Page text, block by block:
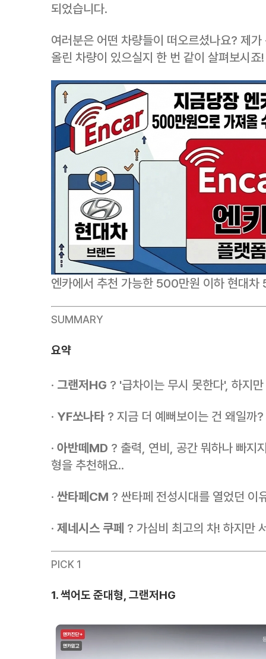
되었습니다.
여러분은 어떤 차량들이 떠오르셨나요? 제
올린 차량이 있으실지 한 번 같이 살펴보시죠!
엔카에서 추천 가능한 500만원 이하 현대차
SUMMARY
요약
· 그랜저HG ? '급차이는 무시 못한다', 하지
· YF쏘나타 ? 지금 더 예뻐보이는 건 왜일까
· 아반떼MD ? 출력, 연비, 공간 뭐하나 빠지
형을 추천해요..
· 싼타페CM ? 싼타페 전성시대를 열었던 이
· 제네시스 쿠페 ? 가심비 최고의 차! 하지만
PICK 1
1. 썩어도 준대형, 그랜저HG